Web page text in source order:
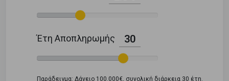
Έτη Αποπληρωμής 30
Παράδειγμα: Δάνειο 100.000€, συνολική διάρκεια 30 έτη.